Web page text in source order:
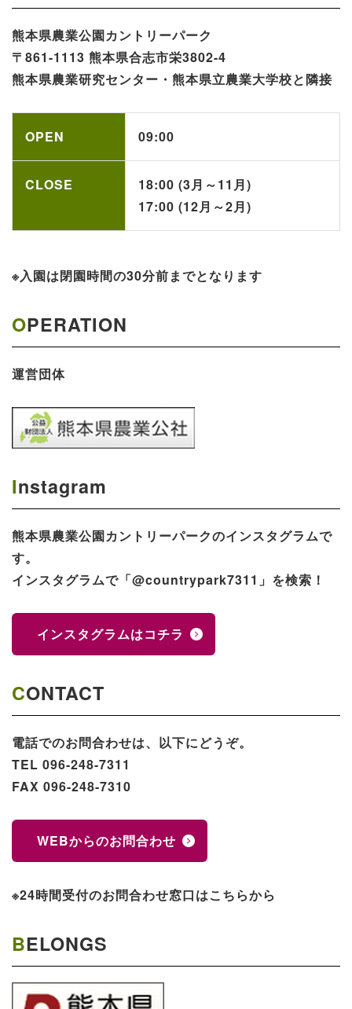
熊本県農業公園​カントリーパーク​​​
〒861-1113 熊本県合志市栄3802-4
熊本県農業研究センター・熊本県立農業大学校と隣接
OPEN 09:00
CLOSE
18:00 (3月～11月)
17:00 (12月～2月)
※入園は閉園時間の30分前までとなります
OPERATION
運営団体
Instagram
熊本県農業公園​カントリーパークのインスタグラムで
す。
インスタグラムで「@countrypark7311」を検索！
インスタグラムはコチラ
CONTACT
電話でのお問合わせは、以下にどうぞ。
TEL 096-248-7311
FAX 096-248-7310
WEBからのお問合わせ
※24時間受付のお問合わせ窓口はこちらから
BELONGS